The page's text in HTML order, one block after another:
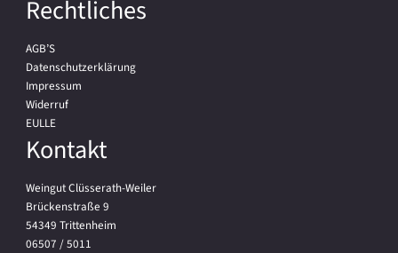
Rechtliches
AGB’S
Datenschutzerklärung
Impressum
Widerruf
EULLE
Kontakt
Weingut Clüsserath-Weiler
Brückenstraße 9
54349 Trittenheim
06507 / 5011